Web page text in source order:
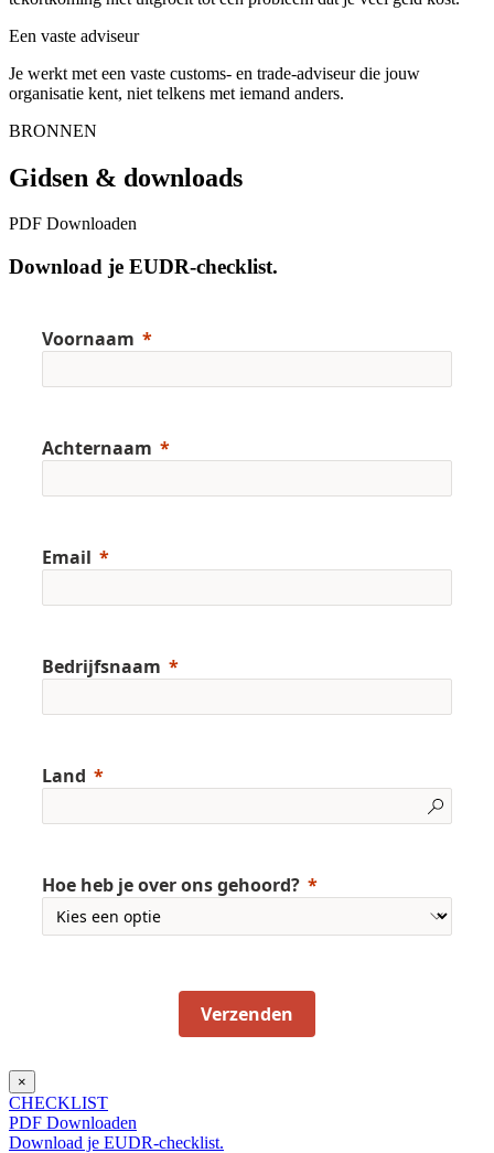
Een vaste adviseur
Je werkt met een vaste customs- en trade-adviseur die jouw
organisatie kent, niet telkens met iemand anders.
BRONNEN
Gidsen & downloads
PDF Downloaden
Download je EUDR-checklist.
Voornaam
Achternaam
Email
Bedrijfsnaam
Land
Hoe heb je over ons gehoord?
Verzenden
×
CHECKLIST
PDF Downloaden
Download je EUDR-checklist.